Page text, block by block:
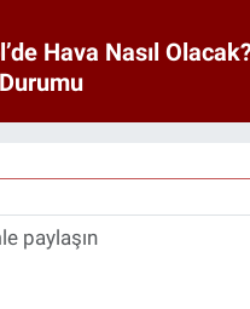
Hava Nasıl